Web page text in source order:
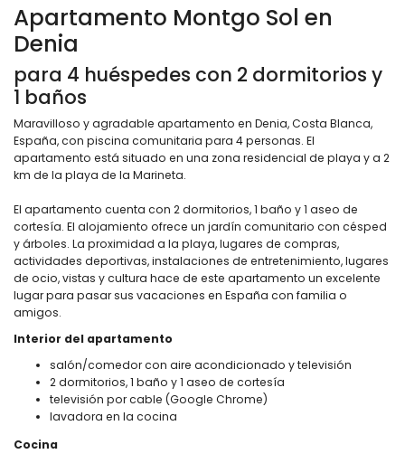
Apartamento Montgo Sol en
Denia
para 4 huéspedes con 2 dormitorios y
1 baños
Maravilloso y agradable apartamento en Denia, Costa Blanca,
España, con piscina comunitaria para 4 personas. El
apartamento está situado en una zona residencial de playa y a 2
km de la playa de la Marineta.
El apartamento cuenta con 2 dormitorios, 1 baño y 1 aseo de
cortesía. El alojamiento ofrece un jardín comunitario con césped
y árboles. La proximidad a la playa, lugares de compras,
actividades deportivas, instalaciones de entretenimiento, lugares
de ocio, vistas y cultura hace de este apartamento un excelente
lugar para pasar sus vacaciones en España con familia o
amigos.
Interior del apartamento
salón/comedor con aire acondicionado y televisión
2 dormitorios, 1 baño y 1 aseo de cortesía
televisión por cable (Google Chrome)
lavadora en la cocina
Cocina